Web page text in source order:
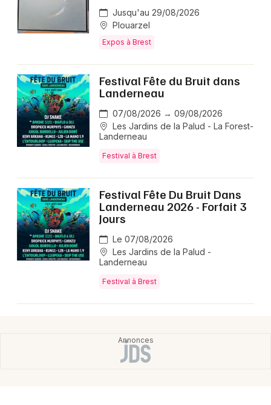
Jusqu'au 29/08/2026
Plouarzel
Expos à Brest
Festival Fête du Bruit dans
Landerneau
07/08/2026 → 09/08/2026
Les Jardins de la Palud - La Forest-
Landerneau
Festival à Brest
Festival Fête Du Bruit Dans
Landerneau 2026 - Forfait 3
Jours
Le 07/08/2026
Les Jardins de la Palud -
Landerneau
Festival à Brest